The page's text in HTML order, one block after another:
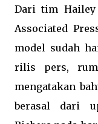
Dari tim Hailey
Associated
model sudah
rilis pers,
mengatakan
berasal dari